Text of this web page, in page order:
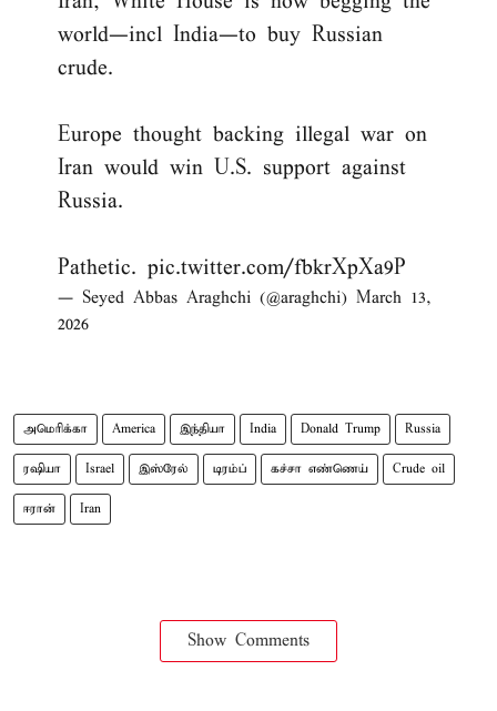
world—incl India—to buy Russian
crude.
Europe thought backing illegal war on
Iran would win U.S. support against
Russia.
Pathetic. pic.twitter.com/fbkrXpXa9P
— Seyed Abbas Araghchi (@araghchi) March 13,
2026
அமெரிக்கா America இந்தியா India Donald Trump Russia
ரஷியா Israel இஸ்ரேல் டிரம்ப் கச்சா எண்ணெய் Crude oil
ஈரான் Iran
Show Comments